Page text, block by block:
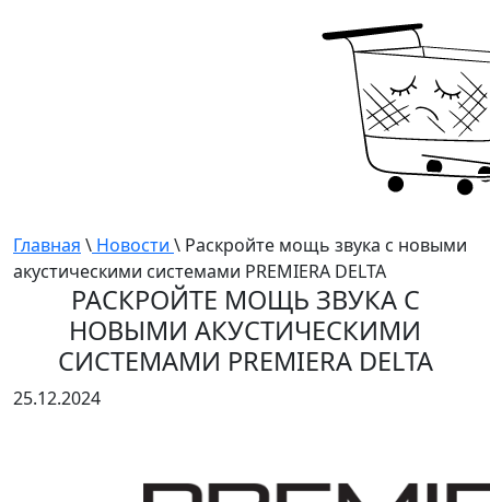
Главная \ Новости \ Раскройте мощь звука с новыми
акустическими системами PREMIERA DELTA
РАСКРОЙТЕ МОЩЬ ЗВУКА С
НОВЫМИ АКУСТИЧЕСКИМИ
СИСТЕМАМИ PREMIERA DELTA
25.12.2024